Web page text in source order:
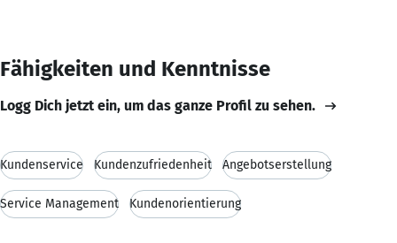
Fähigkeiten und Kenntnisse
Logg Dich jetzt ein, um das ganze Profil zu sehen.
Kundenservice Kundenzufriedenheit Angebotserstellung
Service Management Kundenorientierung